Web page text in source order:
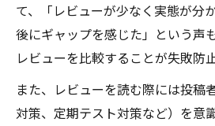
て、「レビューが少なく実態が分
後にギャップを感じた」という声
レビューを比較することが失敗防
また、レビューを読む際には投稿
対策、定期テスト対策など）を意